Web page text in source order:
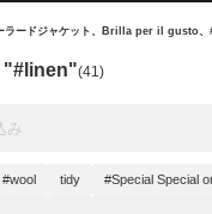
ラードジャケット、Brilla per il gusto、#
"#linen"(41)
#wool tidy #Special Special